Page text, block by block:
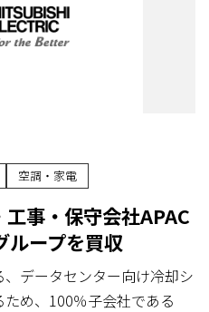
空調・家電
事・保守会社APAC
ループを買収
データセンター向け冷却シ
め、100％子会社である